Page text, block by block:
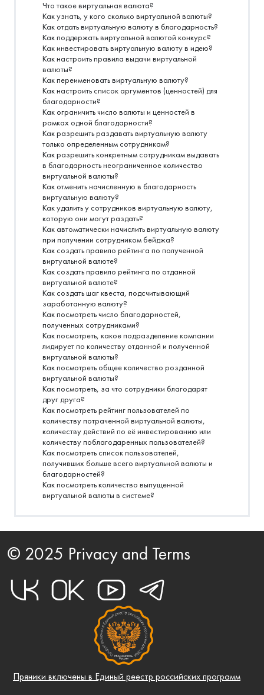
Что такое виртуальная валюта?
Как узнать, у кого сколько виртуальной валюты?
Как отдать виртуальную валюту в благодарность?
Как поддержать виртуальной валютой конкурс?
Как инвестировать виртуальную валюту в идею?
Как настроить правила выдачи виртуальной
валюты?
Как переименовать виртуальную валюту?
Как настроить список аргументов (ценностей) для
благодарности?
Как ограничить число валюты и ценностей в
рамках одной благодарности?
Как разрешить раздавать виртуальную валюту
только определенным сотрудникам?
Как разрешить конкретным сотрудникам выдавать
в благодарность неограниченное количество
виртуальной валюты?
Как отменить начисленную в благодарность
виртуальную валюту?
Как удалить у сотрудников виртуальную валюту,
которую они могут раздать?
Как автоматически начислить виртуальную валюту
при получении сотрудником бейджа?
Как создать правило рейтинга по полученной
виртуальной валюте?
Как создать правило рейтинга по отданной
виртуальной валюте?
Как создать шаг квеста, подсчитывающий
заработанную валюту?
Как посмотреть число благодарностей,
полученных сотрудниками?
Как посмотреть, какое подразделение компании
лидирует по количеству отданной и полученной
виртуальной валюты?
Как посмотреть общее количество розданной
виртуальной валюты?
Как посмотреть, за что сотрудники благодарят
друг друга?
Как посмотреть рейтинг пользователей по
количеству потраченной виртуальной валюты,
количеству действий по её инвестированию или
количеству поблагодаренных пользователей?
Как посмотреть список пользователей,
получивших больше всего виртуальной валюты и
благодарностей?
Как посмотреть количество выпущенной
виртуальной валюты в системе?
© 2025 Privacy and Terms
Пряники включены в Единый реестр российских программ